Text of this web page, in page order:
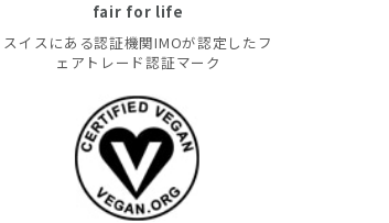
fair for life
スイスにある認証機関IMOが認定したフ
ェアトレード認証マーク